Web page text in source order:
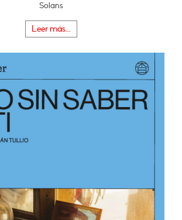
Solans
Leer más...